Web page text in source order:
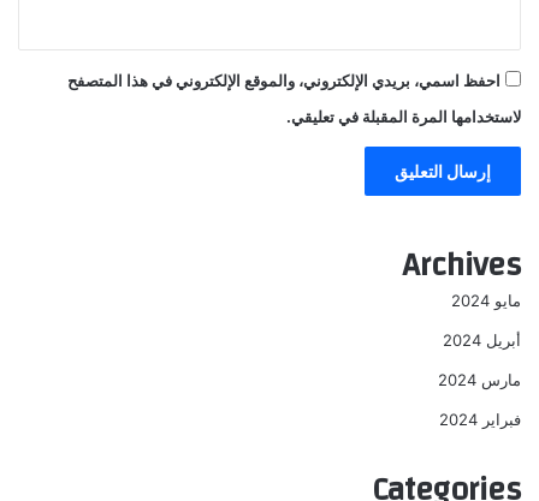
احفظ اسمي، بريدي الإلكتروني، والموقع الإلكتروني في هذا المتصفح
لاستخدامها المرة المقبلة في تعليقي.
Archives
مايو 2024
أبريل 2024
مارس 2024
فبراير 2024